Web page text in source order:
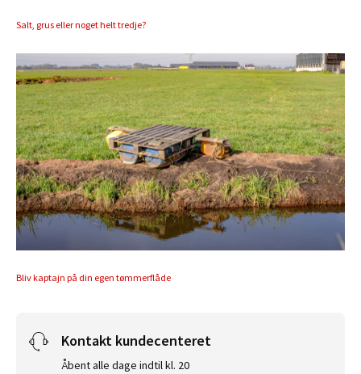
Salt, grus eller noget helt tredje?
Bliv kaptajn på din egen tømmerflåde
Kontakt kundecenteret
Åbent alle dage indtil kl. 20